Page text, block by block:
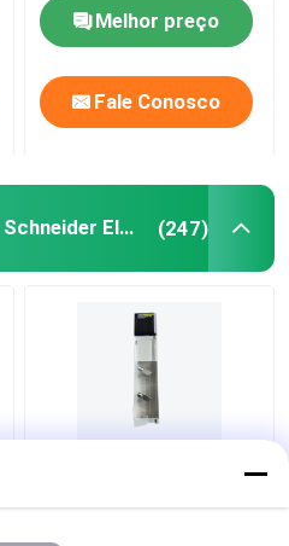
Melhor preço
Fale Conosco
Peças sobressalentes Schneider Electric (247)